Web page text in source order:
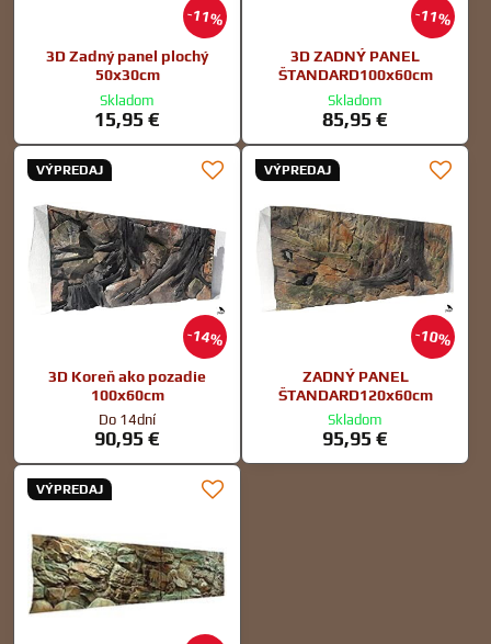
11%
3D Zadný panel plochý
50x30cm
Skladom
15,95 €
11%
3D ZADNÝ PANEL
ŠTANDARD100x60cm
Skladom
85,95 €
14%
VÝPREDAJ
3D Koreň ako pozadie
100x60cm
Do 14dní
90,95 €
10%
VÝPREDAJ
ZADNÝ PANEL
ŠTANDARD120x60cm
Skladom
95,95 €
VÝPREDAJ